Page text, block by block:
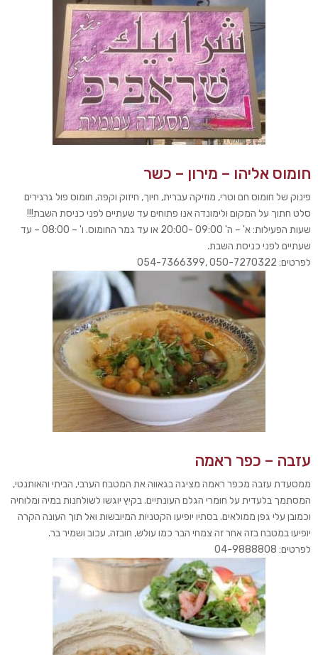
חומוס אליהו – מירון – כשר
פינוק של חומוס חם וטרי, מוזיקה עברית, חיוך, חיזוק וקפה, חומוס פול גרגירים
סלט חתוך על המקום ולימונדה אנו פתוחים עד שעתיים לפני כניסת השבת!!!
שעות הפעילות: א' – ה' 09:00 -20:00 או עד גמר החומוס. ו' – 08:00 – עד
שעתיים לפני כניסת השבת.
לפרטים: 050-7270322 ,054-7366399
עזבה – כפר ראמה
ממסעדת עזבה מכפר ראמה מציגה בגאווה את המטבח הערבי, הביתי והאותנטי,
המסתמך בלעדית על חומרי הגלם העונתיים. בקיץ יוגשו לשולחנות במיה ומלוחיה
וכמובן עלי גפן ממולאים. בסתיו יופיעו הקטניות המיובשות ואל תוך העונה הקרה
יופיעו במטבח בזה אחר זה צמחי הבר כמו עולש, חובזה, עכוב ושמיר בר.
לפרטים: 04-9888808